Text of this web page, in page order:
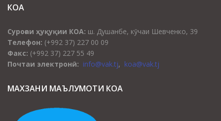
КОА
Суроғаи ҳуқуқии КОА: ш. Душанбе, кӯчаи Шевченко, 39
Телефон: (+992 37) 227 00 09
Факс: (+992 37) 227 55 49
Почтаи электронӣ: info@vak.tj, koa@vak.tj
МАХЗАНИ МАЪЛУМОТИ КОА